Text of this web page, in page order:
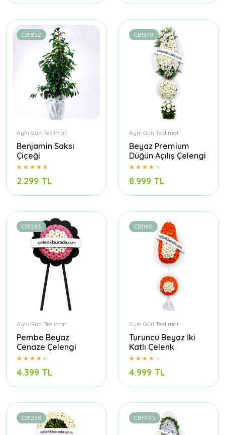
CB1852
Aynı Gün Teslimat
Benjamin Saksı
Çiçeği
2.299 TL
CB1879
Aynı Gün Teslimat
Beyaz Premium
Düğün Açılış Çelengi
8.999 TL
CB1283
Aynı Gün Teslimat
Pembe Beyaz
Cenaze Çelengi
4.399 TL
CB1180
Aynı Gün Teslimat
Turuncu Beyaz İki
Katlı Çelenk
4.999 TL
CB1258 CB1900